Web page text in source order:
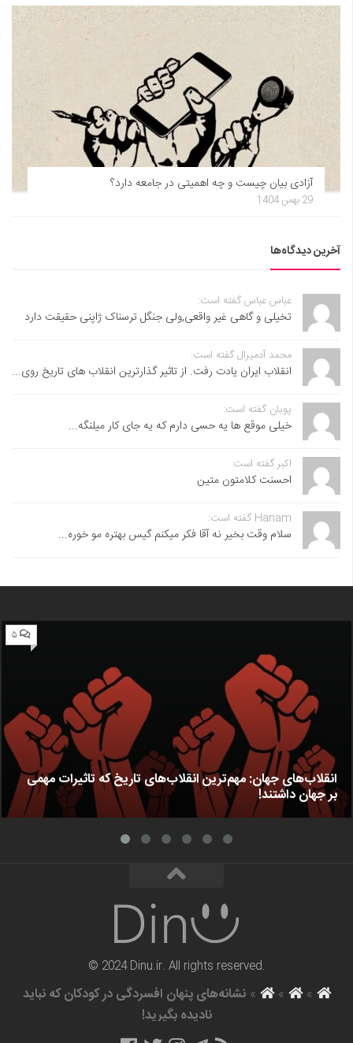
آزادی بیان چیست و چه اهمیتی در جامعه دارد؟
29 بهمن 1404
آخرین دیدگاه‌ها
عباس عباس گفته است:
تخیلی و گاهی غیر واقعی,ولی جنگل ترسناک ژاپنی حقیقت دارد
محمد آدمیرال گفته است:
انقلاب ایران یادت رفت. از تاثیر گذارترین انقلاب های تاریخ روی...
پویان گفته است:
خیلی موقع ها یه حسی دارم که یه جای کار میلنگه...
اکبر گفته است:
احسنت ‌کلامتون متین
Hanam گفته است:
سلام وقت بخیر نه آقا فکر میکنم گیس بهتره مو خوره...
۵
انقلاب‌های جهان: مهم‌ترین انقلاب‌های تاریخ که تاثیرات مهمی
بر جهان داشتند!
© 2024 Dinu.ir. All rights reserved.
»
»
»نشانه‌های پنهان افسردگی در کودکان که نباید
نادیده بگیرید!